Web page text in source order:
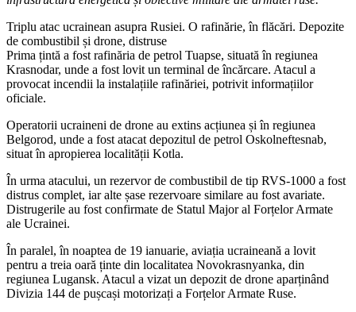
Triplu atac ucrainean asupra Rusiei. O rafinărie, în flăcări. Depozite
de combustibil și drone, distruse
Prima țintă a fost rafinăria de petrol Tuapse, situată în regiunea
Krasnodar, unde a fost lovit un terminal de încărcare. Atacul a
provocat incendii la instalațiile rafinăriei, potrivit informațiilor
oficiale.
Operatorii ucraineni de drone au extins acțiunea și în regiunea
Belgorod, unde a fost atacat depozitul de petrol Oskolneftesnab,
situat în apropierea localității Kotla.
În urma atacului, un rezervor de combustibil de tip RVS-1000 a fost
distrus complet, iar alte șase rezervoare similare au fost avariate.
Distrugerile au fost confirmate de Statul Major al Forțelor Armate
ale Ucrainei.
În paralel, în noaptea de 19 ianuarie, aviația ucraineană a lovit
pentru a treia oară ținte din localitatea Novokrasnyanka, din
regiunea Lugansk. Atacul a vizat un depozit de drone aparținând
Divizia 144 de pușcași motorizați a Forțelor Armate Ruse.